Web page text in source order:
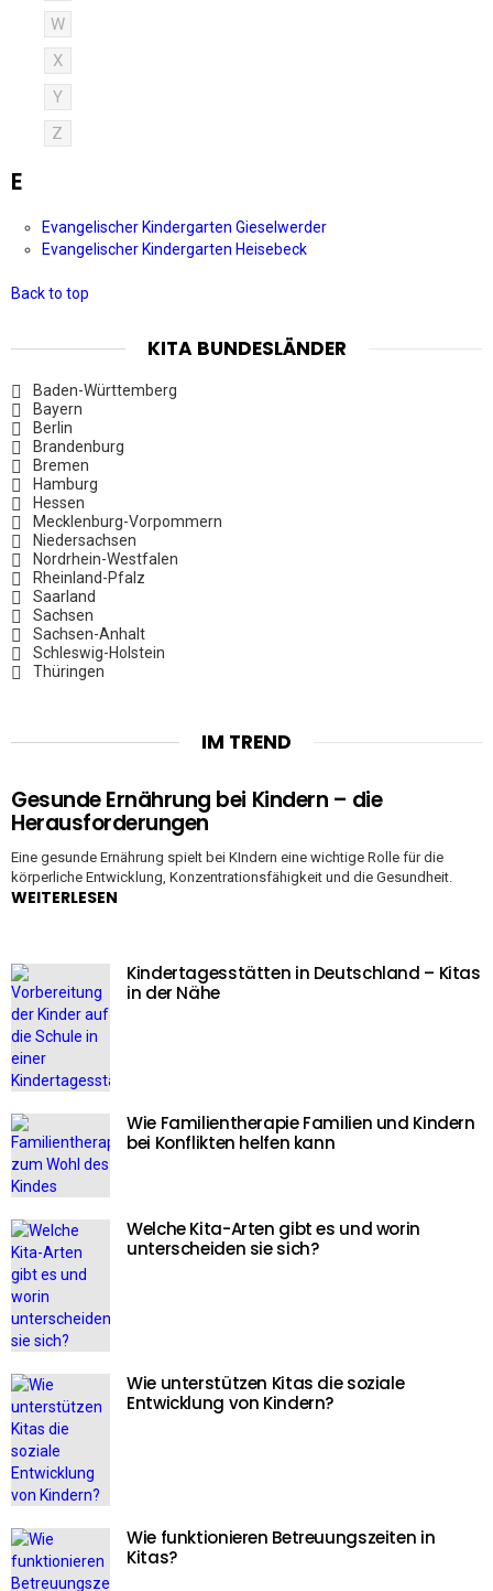
W
X
Y
Z
E
Evangelischer Kindergarten Gieselwerder
Evangelischer Kindergarten Heisebeck
Back to top
KITA BUNDESLÄNDER
Baden-Württemberg
Bayern
Berlin
Brandenburg
Bremen
Hamburg
Hessen
Mecklenburg-Vorpommern
Niedersachsen
Nordrhein-Westfalen
Rheinland-Pfalz
Saarland
Sachsen
Sachsen-Anhalt
Schleswig-Holstein
Thüringen
IM TREND
Gesunde Ernährung bei Kindern – die
Herausforderungen
Eine gesunde Ernährung spielt bei KIndern eine wichtige Rolle für die
körperliche Entwicklung, Konzentrationsfähigkeit und die Gesundheit.
WEITERLESEN
Kindertagesstätten in Deutschland – Kitas
in der Nähe
Wie Familientherapie Familien und Kindern
bei Konflikten helfen kann
Welche Kita-Arten gibt es und worin
unterscheiden sie sich?
Wie unterstützen Kitas die soziale
Entwicklung von Kindern?
Wie funktionieren Betreuungszeiten in
Kitas?